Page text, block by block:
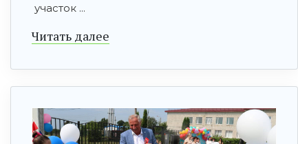
участок ...
Читать далее